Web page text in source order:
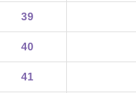
39
40
41